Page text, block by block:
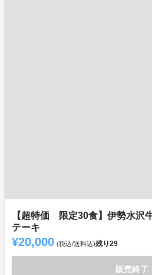
【超特価 限定30食】伊勢水沢
テーキ
¥20,000 (税込/送料込)残り29
販売終了